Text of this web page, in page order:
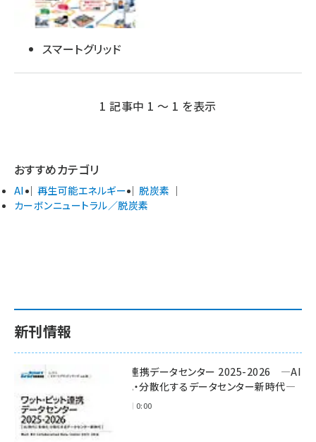
スマートグリッド
1 記事中 1 ～ 1 を表示
おすすめカテゴリ
AI 再生可能エネルギー
脱炭素
カーボンニュートラル／脱炭素
新刊情報
ワット・ビット連携データセンター 2025-2026 ―AI
時代に多様化・分散化するデータセンター新時代―
2025年11月28日 0:00